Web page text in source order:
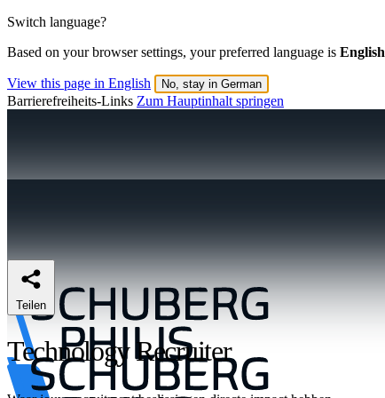
Switch language?
Based on your browser settings, your preferred language is English
View this page in English No, stay in German
Barrierefreiheits-Links Zum Hauptinhalt springen
Teilen
Technology Recruiter